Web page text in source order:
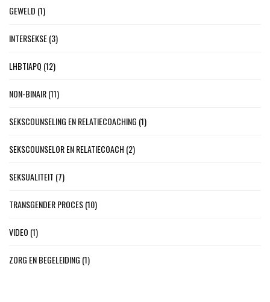
GEWELD (1)
INTERSEKSE(3)
LHBTIAPQ (12)
NON-BINAIR(11)
SEKSCOUNSELING EN RELATIECOACHING (1)
SEKSCOUNSELOR EN RELATIECOACH (2)
SEKSUALITEIT (7)
TRANSGENDER PROCES(10)
VIDEO (1)
ZORG EN BEGELEIDING (1)